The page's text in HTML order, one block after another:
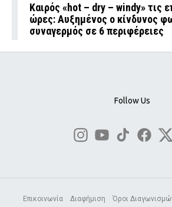
Καιρός «hot – dry – windy» τις
ώρες: Αυξημένος ο κίνδυνος
συναγερμός σε 6 περιφέρειες
Follow Us
Επικοινωνία Διαφήμιση Όροι